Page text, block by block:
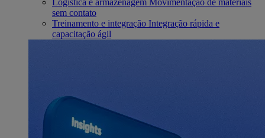
Logística e armazenagem Movimentação de materiais
sem contato
Treinamento e integração Integração rápida e
capacitação ágil